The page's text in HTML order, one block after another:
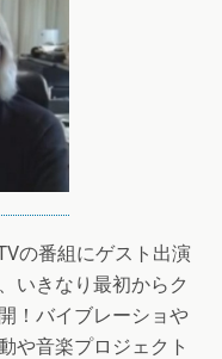
の番組にゲスト出演
いきなり最初からク
！バイブレーショや
や音楽プロジェクト